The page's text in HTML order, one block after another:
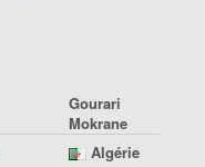
Gourari
Mokrane
Algérie